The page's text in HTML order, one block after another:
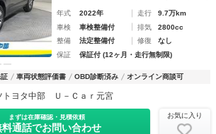
年式 2022年 走行
9.7万km
車検
車検整備付 排気
2800cc
整備
法定整備付 修復
なし
保証
保証付 (12ヶ月・走行無制限)
車両状態評価書 OBD診断済み オンライン商談可
トヨタ中部 Ｕ－Ｃａｒ元宮
まずは在庫確認・見積依頼
料通話でお問い合わせ
お気に入り